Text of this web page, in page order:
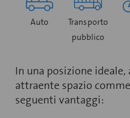
Auto
Transporto
pubblico
In una posizione
attraente spazio
seguenti vantaggi: